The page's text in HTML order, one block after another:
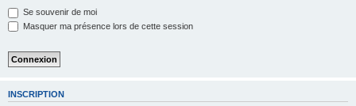
Se souvenir de moi
Masquer ma présence lors de cette session
INSCRIPTION